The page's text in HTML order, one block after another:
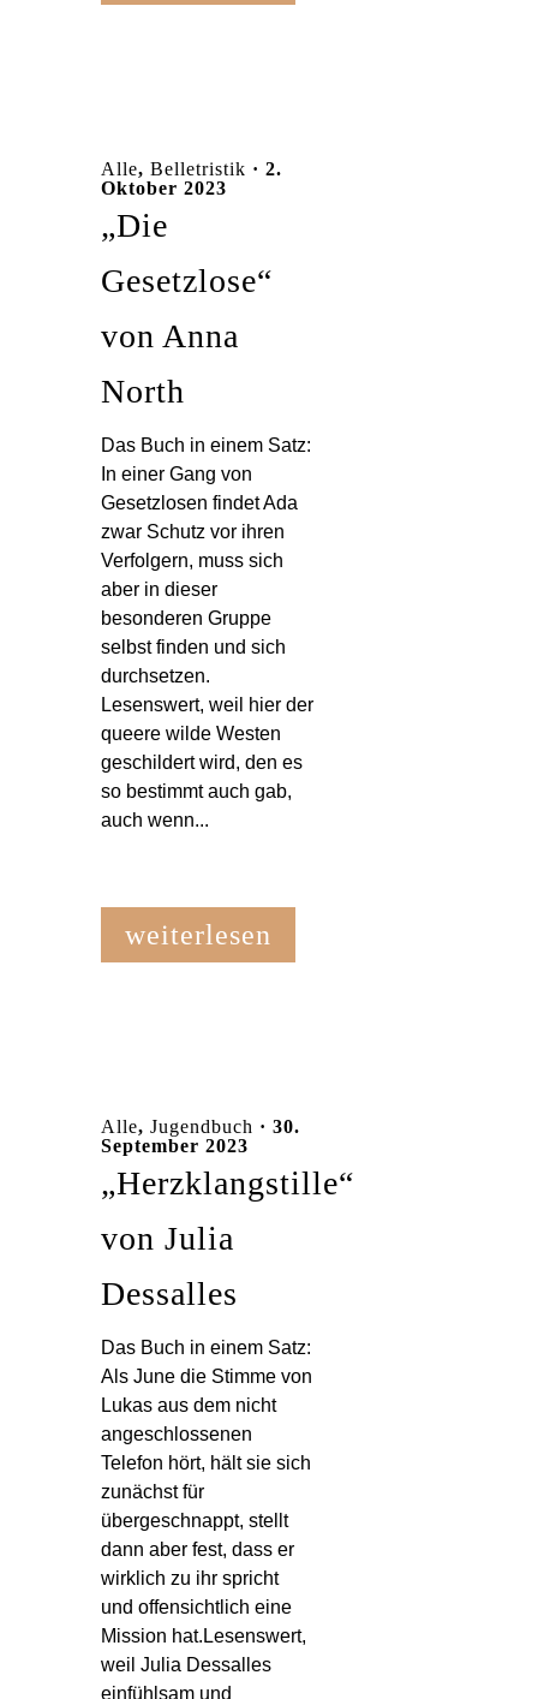
Alle, Belletristik · 2.
Oktober 2023
„Die
Gesetzlose“
von Anna
North
Das Buch in einem Satz:
In einer Gang von
Gesetzlosen findet Ada
zwar Schutz vor ihren
Verfolgern, muss sich
aber in dieser
besonderen Gruppe
selbst finden und sich
durchsetzen.
Lesenswert, weil hier der
queere wilde Westen
geschildert wird, den es
so bestimmt auch gab,
auch wenn...
weiterlesen
Alle, Jugendbuch · 30.
September 2023
„Herzklangstille“
von Julia
Dessalles
Das Buch in einem Satz:
Als June die Stimme von
Lukas aus dem nicht
angeschlossenen
Telefon hört, hält sie sich
zunächst für
übergeschnappt, stellt
dann aber fest, dass er
wirklich zu ihr spricht
und offensichtlich eine
Mission hat.Lesenswert,
weil Julia Dessalles
einfühlsam und